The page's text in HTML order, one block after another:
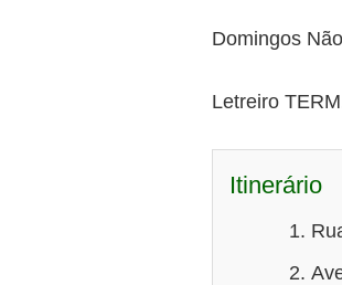
Domingos
Letreiro
Itinerário